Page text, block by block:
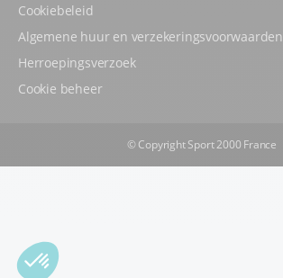
Cookiebeleid
Algemene huur en verzekeringsvoorwaarden
Herroepingsverzoek
Cookie beheer
© Copyright Sport 2000 France